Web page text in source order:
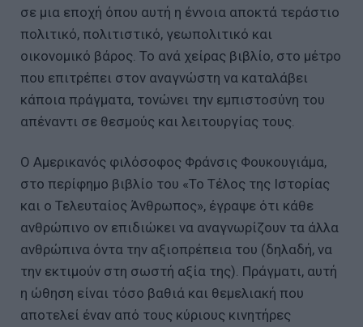
σε μια εποχή όπου αυτή η έννοια αποκτά τεράστιο
πολιτικό, πολιτιστικό, γεωπολιτικό και
οικονομικό βάρος. Το ανά χείρας βιβλίο, στο μέτρο
που επιτρέπει στον αναγνώστη να καταλάβει
κάποια πράγματα, τονώνει την εμπιστοσύνη του
απέναντι σε θεσμούς και λειτουργίας τους.
Ο Αμερικανός φιλόσοφος Φράνσις Φουκουγιάμα,
στο περίφημο βιβλίο του «Το Τέλος της Ιστορίας
και ο Τελευταίος Άνθρωπος», έγραψε ότι κάθε
ανθρώπινο ον επιδιώκει να αναγνωρίζουν τα άλλα
ανθρώπινα όντα την αξιοπρέπεια του (δηλαδή, να
την εκτιμούν στη σωστή αξία της). Πράγματι, αυτή
η ώθηση είναι τόσο βαθιά και θεμελιακή που
αποτελεί έναν από τους κύριους κινητήρες